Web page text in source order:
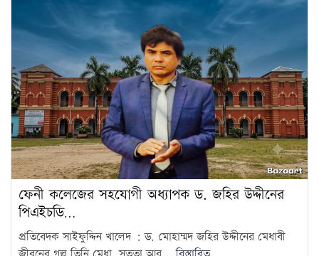
ফেনী কলেজের সহযোগী অধ্যাপক ড. জহির উদ্দীনের
পিএইচডি…
প্রতিবেদক সাইফুদ্দিন খালেদ : ড. মোহাম্মদ জহির উদ্দীনের মেধাবী